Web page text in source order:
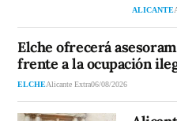
ALICANTE
Elche ofrecerá
frente a la ocupación
ELCHEAlicante Extra06/08/2026